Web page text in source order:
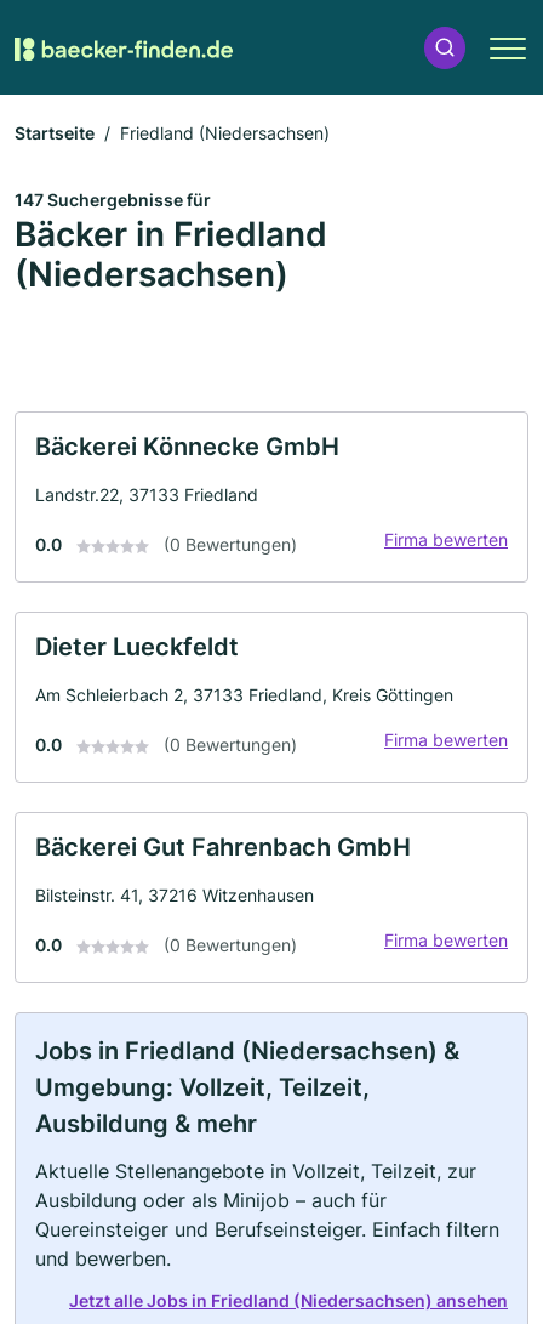
Startseite Friedland (Niedersachsen)
147 Suchergebnisse für
Bäcker in Friedland
(Niedersachsen)
Bäckerei Könnecke GmbH
Landstr.22, 37133 Friedland
0.0 (0 Bewertungen) Firma bewerten
Dieter Lueckfeldt
Am Schleierbach 2, 37133 Friedland, Kreis Göttingen
0.0 (0 Bewertungen) Firma bewerten
Bäckerei Gut Fahrenbach GmbH
Bilsteinstr. 41, 37216 Witzenhausen
0.0 (0 Bewertungen) Firma bewerten
Jobs in Friedland (Niedersachsen) &
Umgebung: Vollzeit, Teilzeit,
Ausbildung & mehr
Aktuelle Stellenangebote in Vollzeit, Teilzeit, zur
Ausbildung oder als Minijob – auch für
Quereinsteiger und Berufseinsteiger. Einfach filtern
und bewerben.
Jetzt alle Jobs in Friedland (Niedersachsen) ansehen